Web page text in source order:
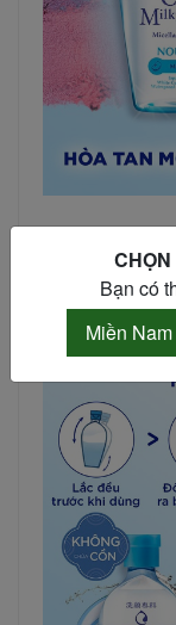
HƯỚNG DẪN
Bạn có
Miền Nam